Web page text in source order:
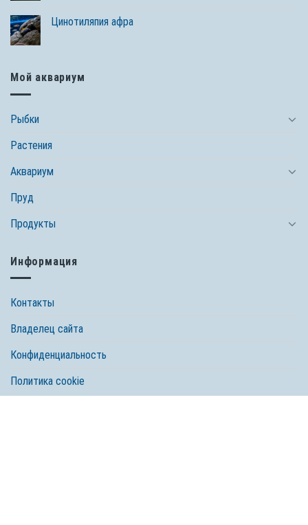
Цинотиляпия афра
Мой аквариум
Рыбки
Растения
Аквариум
Пруд
Продукты
Информация
Контакты
Владелец сайта
Конфиденциальность
Политика cookie